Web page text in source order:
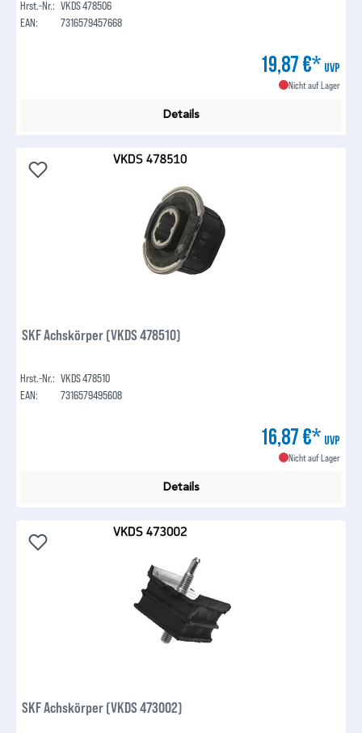
Hrst.-Nr.: VKDS 478506
EAN:
7316579457668
19,87 €* UVP
Nicht auf Lager
Details
SKF Achskörper (VKDS 478510)
Hrst.-Nr.: VKDS 478510
EAN:
7316579495608
16,87 €* UVP
Nicht auf Lager
Details
SKF Achskörper (VKDS 473002)